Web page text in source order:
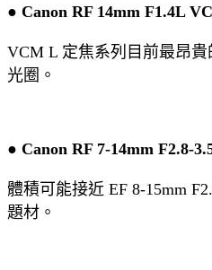
● Canon RF 14mm F1.4L
VCM L 定焦系列目前最昂
光圈。
● Canon RF 7-14mm F2.8-
體積可能接近 EF 8-15mm
題材。